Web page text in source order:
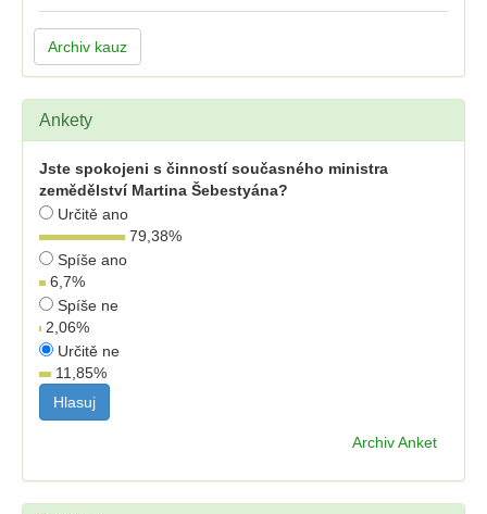
Archiv kauz
Ankety
Jste spokojeni s činností současného ministra
zemědělství Martina Šebestyána?
Určitě ano
79,38%
Spíše ano
6,7%
Spíše ne
2,06%
Určitě ne
11,85%
Archiv Anket